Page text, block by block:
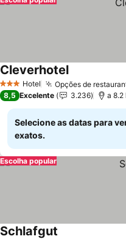
3 EstrelasHotel Opções de
CleverhotelVer preços
8,5 Excelente 3.236 a 8.2
Selecione as datas para
exatos.
Escolha popular
Schlafgut